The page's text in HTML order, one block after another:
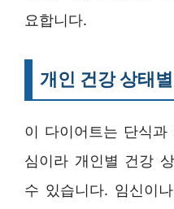
요합니다.
개인 건강 상태
이 다이어트는 단식
심이라 개인별 건강
수 있습니다. 임신이